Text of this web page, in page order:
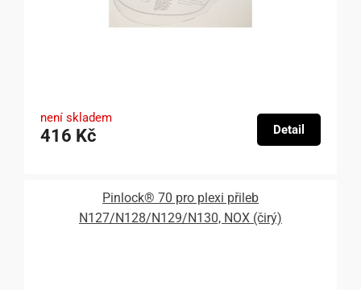
není skladem
416 Kč Detail
Pinlock® 70 pro plexi přileb
N127/N128/N129/N130, NOX (čirý)